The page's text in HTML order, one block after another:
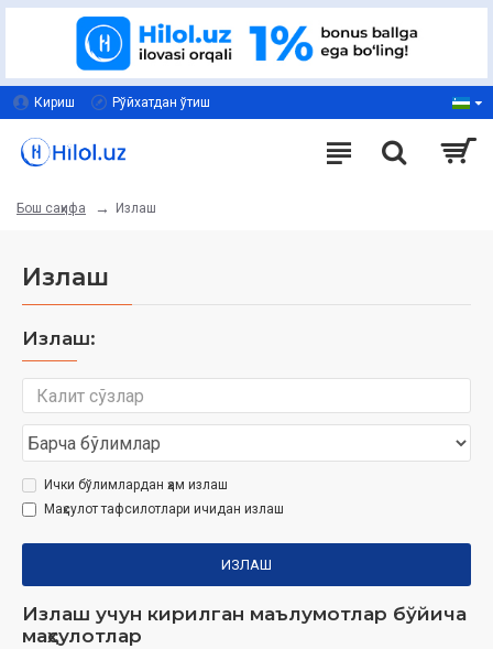
Кириш Рўйхатдан ўтиш
Бош саҳифа Излаш
Излаш
Излаш:
Ички бўлимлардан ҳам излаш
Маҳсулот тафсилотлари ичидан излаш
ИЗЛАШ
Излаш учун кирилган маълумотлар бўйича
маҳсулотлар